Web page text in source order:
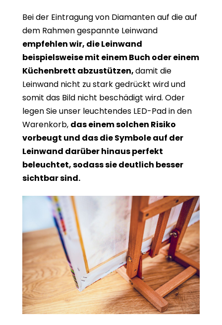
Bei der Eintragung von Diamanten auf die auf
dem Rahmen gespannte Leinwand
empfehlen wir, die Leinwand
beispielsweise mit einem Buch oder einem
Küchenbrett abzustützen,damit die
Leinwand nicht zu stark gedrückt wird und
somit das Bild nicht beschädigt wird. Oder
legen Sie unser leuchtendes LED-Pad in den
Warenkorb, das einem solchen Risiko
vorbeugt und das die Symbole auf der
Leinwand darüber hinaus perfekt
beleuchtet, sodass sie deutlich besser
sichtbar sind.